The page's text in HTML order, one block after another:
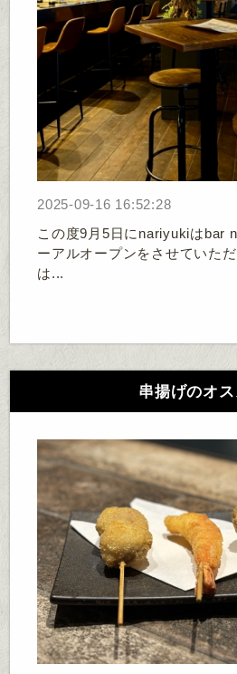
2025-09-16 16:52:28
この度9月5日にnariyukiはbar
ーアルオープンをさせていた
は...
串揚げのオス